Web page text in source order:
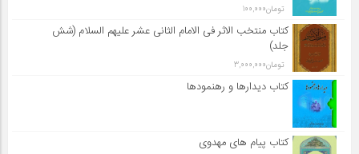
تومان100,000
کتاب منتخب الاثر فی الامام الثانی عشر علیهم السلام (شش
جلد)
تومان3,000,000
کتاب دیدارها و رهنمودها
کتاب پیام های مهدوی